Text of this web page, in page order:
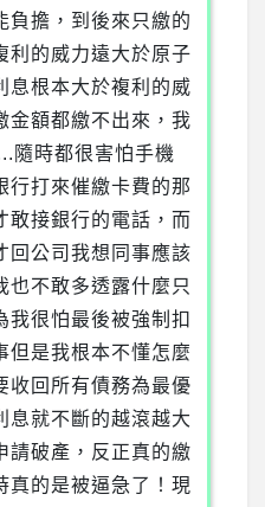
負擔，到後來只繳的
利的威力遠大於原子
息根本大於複利的威
金額都繳不出來，我
隨時都很害怕手機
行打來催繳卡費的那
敢接銀行的電話，而
回公司我想同事應該
也不敢多透露什麼只
我很怕最後被強制扣
但是我根本不懂怎麼
收回所有債務為最優
息就不斷的越滾越大
請破產，反正真的繳
真的是被逼急了！現